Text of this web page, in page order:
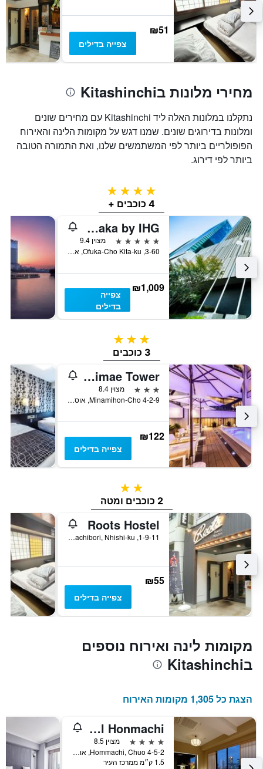
₪51
צפייה בדילים
מחירי מלונות בKitashinchi
נתקלנו במלונות האלה ליד Kitashinchi עם מחירים שונים
ומלונות בדירוגים שונים. שמנו דגש על מקומות הלינה והאירוח
הפופולריים ביותר לפי המשתמשים שלנו, ואת התמורה הטובה
ביותר לפי דירוג.
4 כוכבים
4 כוכבים +
InterContinental Osaka by IHG
5 כוכבים
מצוין 9.4
3-60, Ofuka-Cho Kita-ku, אוסקה, יפן
₪1,009
צפייה
בדילים
3 כוכבים
3 כוכבים
Apa Hotel & Resort Midosuji Hommachi Ekimae Tower
3 כוכבים
מצוין 8.4
4-2-9 Minamihon-Cho, אוסקה, יפן
₪122
צפייה בדילים
2 כוכבים
2 כוכבים ומטה
Roots Hostel
1-9-11, Itachibori, Nhishi-ku, אוסקה, יפן
₪55
צפייה בדילים
מקומות לינה ואירוח נוספים
בKitashinchi
הצגת כל 1,305 מקומות האירוח
Osaka View Hotel Honmachi
4 כוכבים
מצוין 8.5
4-5-2 Hommachi, Chuo, אוסקה, יפן
1.5 ק״מ ממרכז העיר